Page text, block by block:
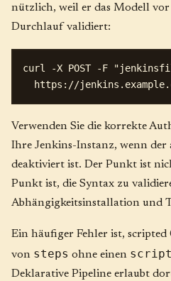
nützlich, weil er das Modell
Durchlauf validiert:
curl -X POST -F
Verwenden Sie die korrekte
Ihre Jenkins-Instanz, wenn
deaktiviert ist. Der Punkt ist
Punkt ist, die Syntax zu
Abhängigkeitsinstallation und
Ein häufiger Fehler ist,
von steps ohne einen script
Deklarative Pipeline erlaubt